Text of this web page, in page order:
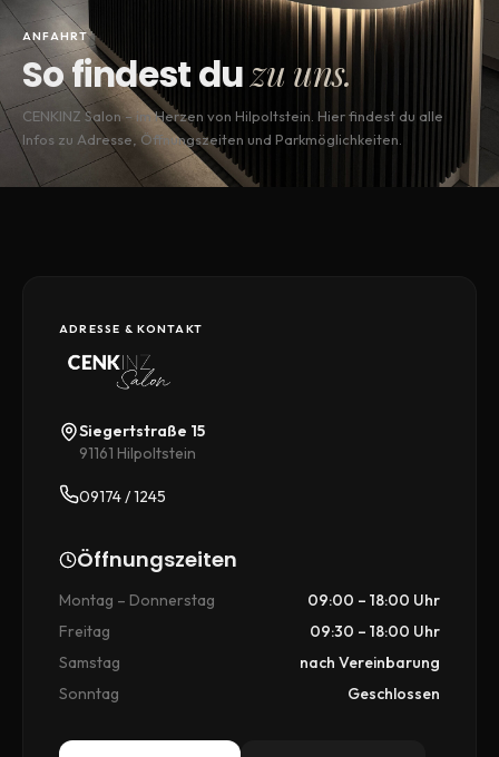
ANFAHRT
So findest duzu uns.
CENKINZ Salon – im Herzen von Hilpoltstein. Hier findest du alle
Infos zu Adresse, Öffnungszeiten und Parkmöglichkeiten.
ADRESSE & KONTAKT
Siegertstraße 15
91161 Hilpoltstein
09174 / 1245
Öffnungszeiten
Montag – Donnerstag
09:00 – 18:00 Uhr
Freitag
09:30 – 18:00 Uhr
Samstag
nach Vereinbarung
Sonntag
Geschlossen